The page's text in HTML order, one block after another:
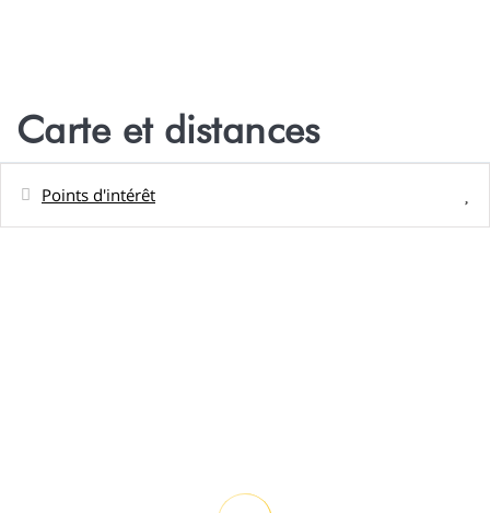
Carte et distances
Points d'intérêt